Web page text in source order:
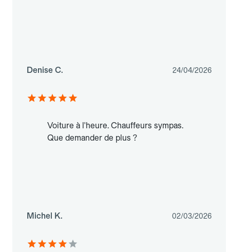
Denise C. 24/04/2026
Voiture à l'heure. Chauffeurs sympas.
Que demander de plus ?
Michel K. 02/03/2026